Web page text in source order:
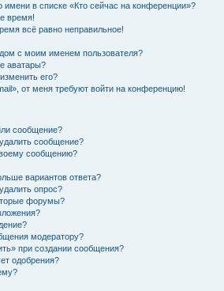
имени в списке «Кто сейчас на конференции»?
время!
всё равно неправильное!
с моим именем пользователя?
аватары?
его?
от меня требуют войти на конференцию!
сообщение?
сообщение?
сообщению?
вариантов ответа?
опрос?
форумы?
модератору?
при создании сообщения?
одобрения?